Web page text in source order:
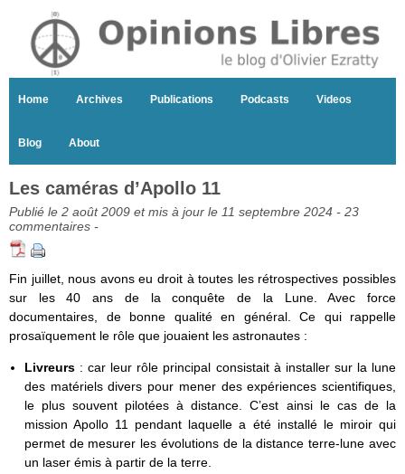
Home Archives Publications Podcasts Videos
Blog About
Les caméras d’Apollo 11
Publié le 2 août 2009 et mis à jour le 11 septembre 2024 - 23
commentaires -
Fin juillet, nous avons eu droit à toutes les rétrospectives possibles
sur les 40 ans de la conquête de la Lune. Avec force
documentaires, de bonne qualité en général. Ce qui rappelle
prosaïquement le rôle que jouaient les astronautes :
Livreurs : car leur rôle principal consistait à installer sur la lune
des matériels divers pour mener des expériences scientifiques,
le plus souvent pilotées à distance. C’est ainsi le cas de la
mission Apollo 11 pendant laquelle a été installé le miroir qui
permet de mesurer les évolutions de la distance terre-lune avec
un laser émis à partir de la terre.